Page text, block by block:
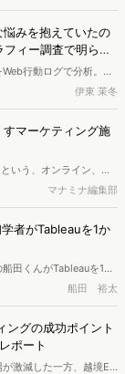
の推移といった切り口
使ってアクティブユー
。10月のトレンドを調
みを抱えていたの
ィー調査で明らか
行動ログで分析。こ
ほかありませんでした
に近いアーリーアダプ
。分析方法としてエス
行う、という新しい取
ダプターはどんな人
。
伊東 茉冬
マーケティング施
いう、オンライン、オ
を創出するマーケティン
インの垣根をなくす
マナミナ編集部
者がTableauを1か
田くんがTableauを1か
トナーである株式会社
ん。初回はそもそも
学び、Tableauを実際に
て、社内データの活用
ましょう。
船田 裕太
ングの成功ポイント
ポート
激減した一方、越境EC